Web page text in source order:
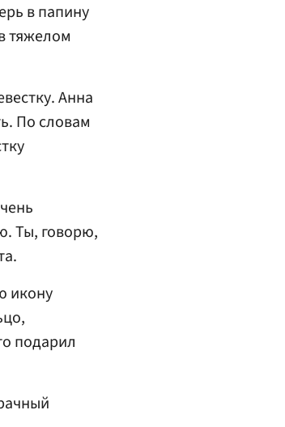
в папину
тяжелом
Анна
По словам
Ты, говорю,
икону
подарил